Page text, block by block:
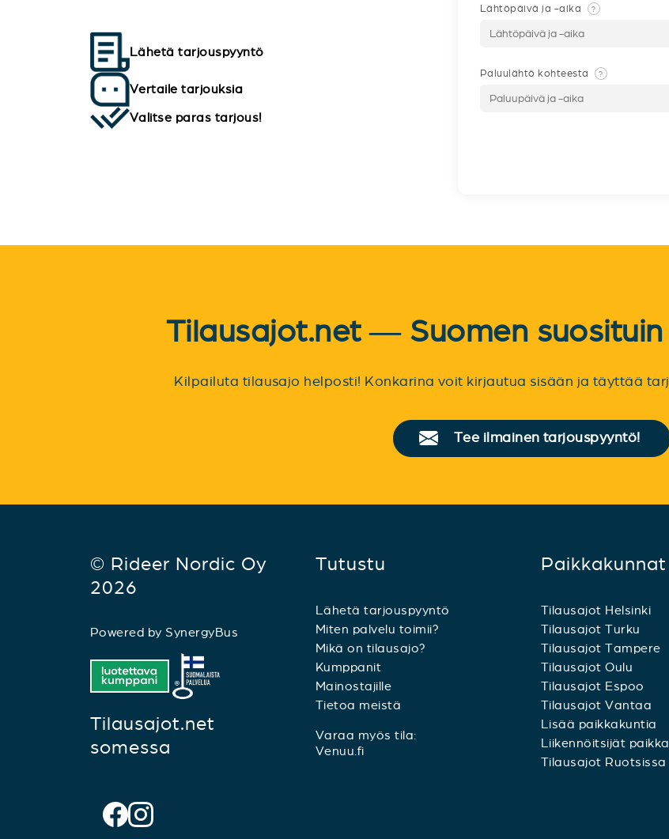
Lähetä tarjouspyyntö
Vertaile tarjouksia
Valitse paras tarjous!
Lähtöpäivä ja -aika ?
Paluulähtö kohteesta ?
Tilausajot.net — Suomen
Kilpailuta tilausajo helposti! Konkarina voit kirjautua sisään ja täyttää
Tee ilmainen tarjouspyyntö!
© Rideer Nordic Oy
2026
Powered by SynergyBus
Tilausajot.net
somessa
Tutustu
Lähetä tarjouspyyntö
Miten palvelu toimii?
Mikä on tilausajo?
Kumppanit
Mainostajille
Tietoa meistä
Varaa myös tila:
Venuu.fi
Paikkakunnat
Tilausajot Helsinki
Tilausajot Turku
Tilausajot Tampere
Tilausajot Oulu
Tilausajot Espoo
Tilausajot Vantaa
Lisää paikkakuntia
Liikennöitsijät
Tilausajot Ruotsissa